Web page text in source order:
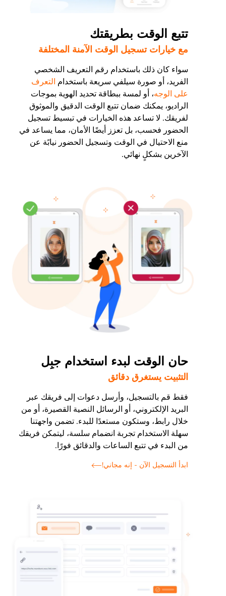
تتبع الوقت بطريقتك
مع خيارات تسجيل الوقت الآمنة المختلفة
سواء كان ذلك باستخدام رقم التعريف الشخصي
الفريد، أو صورة سيلفي سريعة باستخدام التعرف
على الوجه، أو لمسة ببطاقة تحديد الهوية بموجات
الراديو، يمكنك ضمان تتبع الوقت الدقيق والموثوق
لفريقك. لا تساعد هذه الخيارات في تبسيط تسجيل
الحضور فحسب، بل تعزز أيضًا الأمان، مما يساعد في
منع الاحتيال في الوقت وتسجيل الحضور نيابًة عن
الآخرين بشكلٍ نهائي.
حان الوقت لبدء استخدام جبِل
التثبيت يستغرق دقائق
فقط قم بالتسجيل، وأرسل دعوات إلى فريقك عبر
البريد الإلكتروني، أو الرسائل النصية القصيرة، أو من
خلال رابط، وستكون مستعدًا للبدء. تضمن واجهتنا
سهلة الاستخدام تجربة انضمام سلسة، ليتمكن فريقك
من البدء في تتبع الساعات والدقائق فورًا.
ابدأ التسجيل الآن - إنه مجاني!